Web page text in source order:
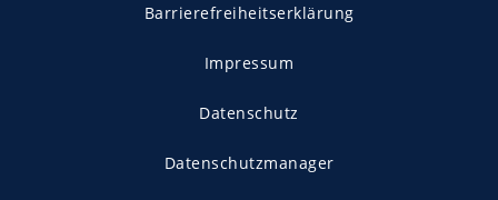
Barrierefreiheitserklärung
Impressum
Datenschutz
Datenschutzmanager